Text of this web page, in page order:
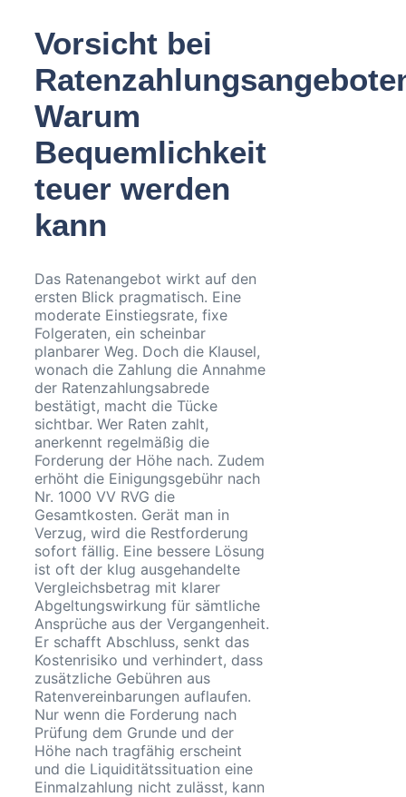
Vorsicht bei
Warum
Bequemlichkeit
teuer werden
kann
Das Ratenangebot wirkt auf den
ersten Blick pragmatisch. Eine
moderate Einstiegsrate, fixe
Folgeraten, ein scheinbar
planbarer Weg. Doch die Klausel,
wonach die Zahlung die Annahme
der Ratenzahlungsabrede
bestätigt, macht die Tücke
sichtbar. Wer Raten zahlt,
anerkennt regelmäßig die
Forderung der Höhe nach. Zudem
erhöht die Einigungsgebühr nach
Nr. 1000 VV RVG die
Gesamtkosten. Gerät man in
Verzug, wird die Restforderung
sofort fällig. Eine bessere Lösung
ist oft der klug ausgehandelte
Vergleichsbetrag mit klarer
Abgeltungswirkung für sämtliche
Ansprüche aus der Vergangenheit.
Er schafft Abschluss, senkt das
Kostenrisiko und verhindert, dass
zusätzliche Gebühren aus
Ratenvereinbarungen auflaufen.
Nur wenn die Forderung nach
Prüfung dem Grunde und der
Höhe nach tragfähig erscheint
und die Liquiditätssituation eine
Einmalzahlung nicht zulässt, kann